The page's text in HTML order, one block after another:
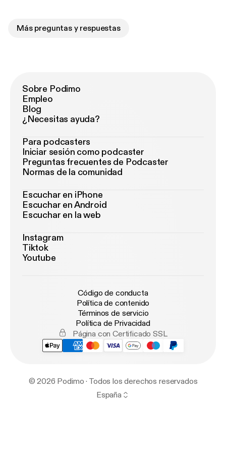
Más preguntas y respuestas
Sobre Podimo
Empleo
Blog
¿Necesitas ayuda?
Para podcasters
Iniciar sesión como podcaster
Preguntas frecuentes de Podcaster
Normas de la comunidad
Escuchar en iPhone
Escuchar en Android
Escuchar en la web
Instagram
Tiktok
Youtube
Código de conducta
Política de contenido
Términos de servicio
Política de Privacidad
Página con Certificado SSL
© 2026 Podimo · Todos los derechos reservados
España